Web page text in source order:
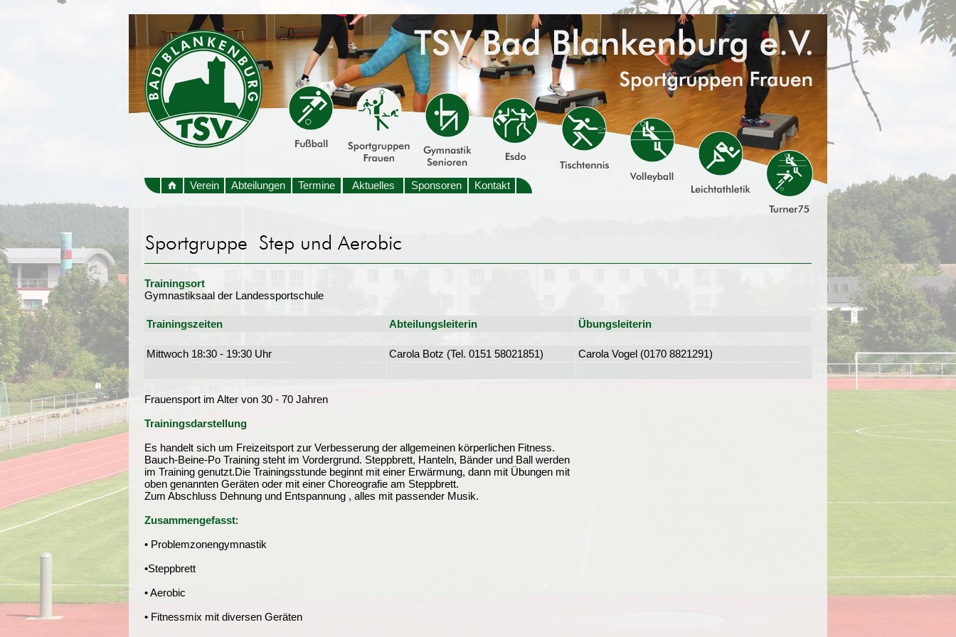
Verein Abteilungen Termine Aktuelles Sponsoren Kontakt
Trainingsort
Gymnastiksaal der Landessportschule
Trainingszeiten Abteilungsleiterin Übungsleiterin
Mittwoch 18:30 - 19:30 Uhr Carola Botz (Tel. 0151 58021851) Carola Vogel (0170 8821291)
Frauensport im Alter von 30 - 70 Jahren
Trainingsdarstellung
Es handelt sich um Freizeitsport zur Verbesserung der allgemeinen körperlichen Fitness.
Bauch-Beine-Po Training steht im Vordergrund. Steppbrett, Hanteln, Bänder und Ball werden
im Training genutzt.Die Trainingsstunde beginnt mit einer Erwärmung, dann mit Übungen mit
oben genannten Geräten oder mit einer Choreografie am Steppbrett.
Zum Abschluss Dehnung und Entspannung , alles mit passender Musik.
Zusammengefasst:
• Problemzonengymnastik
•Steppbrett
• Aerobic
• Fitnessmix mit diversen Geräten